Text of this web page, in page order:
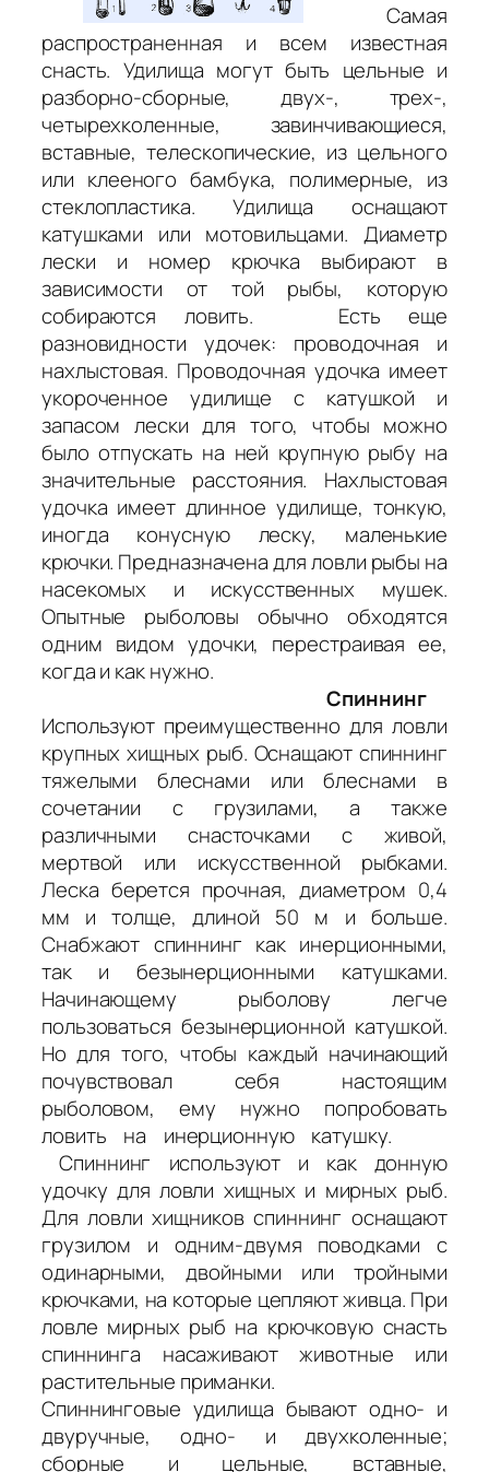
Самая
распространенная и всем известная
снасть. Удилища могут быть цельные и
разборно-сборные, двух-, трех-,
четырехколенные, завинчивающиеся,
вставные, телескопические, из цельного
или клееного бамбука, полимерные, из
стеклопластика. Удилища оснащают
катушками или мотовильцами. Диаметр
лески и номер крючка выбирают в
зависимости от той рыбы, которую
собираются ловить. Есть еще
разновидности удочек:
проводочная и
нахлыстовая. Проводочная удочка имеет
укороченное удилище с катушкой и
запасом лески для того, чтобы можно
было отпускать на ней крупную рыбу на
значительные расстояния. Нахлыстовая
удочка имеет длинное удилище, тонкую,
иногда конусную леску, маленькие
крючки. Предназначена для ловли рыбы на
насекомых и искусственных мушек.
Опытные рыболовы обычно обходятся
одним видом удочки, перестраивая ее,
когда и как нужно.
Спиннинг
Используют преимущественно для ловли
крупных хищных рыб. Оснащают спиннинг
тяжелыми блеснами или блеснами в
сочетании с грузилами, а также
различными снасточками с живой,
мертвой или искусственной рыбками.
Леска берется прочная, диаметром 0,4
мм и толще, длиной 50 м и больше.
Снабжают спиннинг как инерционными,
так и безынерционными катушками.
Начинающему рыболову легче
пользоваться безынерционной катушкой.
Но для того, чтобы каждый начинающий
почувствовал себя настоящим
рыболовом, ему нужно попробовать
ловить на инерционную катушку.
Спиннинг используют и как донную
удочку для ловли хищных и мирных рыб.
Для ловли хищников спиннинг оснащают
грузилом и одним-двумя поводками с
одинарными, двойными или тройными
крючками, на которые цепляют живца. При
ловле мирных рыб на крючковую снасть
спиннинга насаживают животные или
растительные приманки.
Спиннинговые удилища бывают одно- и
двуручные, одно- и двухколенные;
сборные и цельные, вставные,